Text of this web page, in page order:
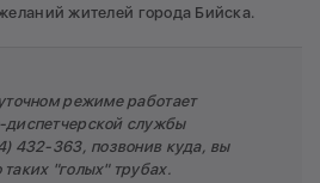
жителей города Бийска.
режиме работает
диспетчерской службы
432-363, позвонив куда, вы
"голых" трубах.